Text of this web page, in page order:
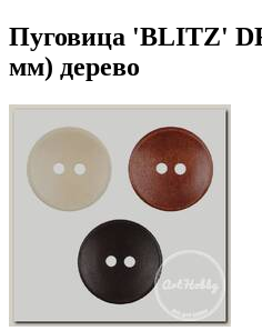
Пуговица 'BLITZ'
мм) дерево